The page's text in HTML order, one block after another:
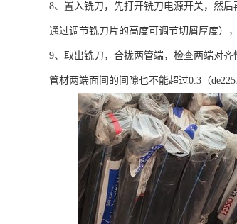
8、置入铣刀，先打开铣刀电源开关，然
通过调节铣刀片的高度可调节切屑厚度）
9、取出铣刀，合拢两管端，检查两端对
管材两端面间的间隙也不能超过0.3（